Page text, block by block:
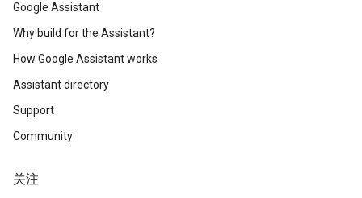
Google Assistant
Why build for the Assistant?
How Google Assistant works
Assistant directory
Support
Community
关注